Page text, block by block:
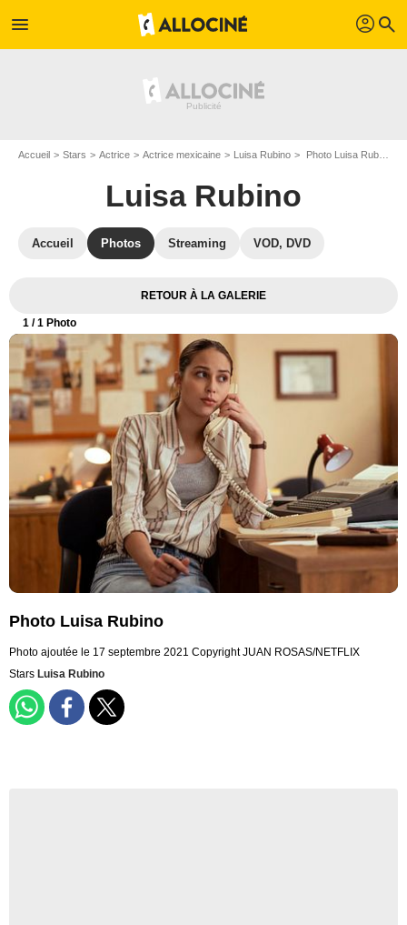
menu profil search
Accueil Stars Actrice Actrice mexicaine Luisa Rubino Photo Luisa Rubino
Luisa Rubino
Accueil Photos Streaming VOD, DVD
RETOUR À LA GALERIE
1 / 1 Photo
Photo Luisa Rubino
Photo ajoutée le 17 septembre 2021 Copyright JUAN ROSAS/NETFLIX
Stars Luisa Rubino